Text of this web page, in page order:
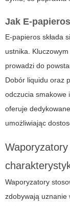
Jak E-
E-papieros składa
ustnika.
prowadzi do
Dobór liquidu oraz
odczucia smakowe
oferuje
umożliwiając
Waporyzatory
Waporyzatory
zdobywają uznanie